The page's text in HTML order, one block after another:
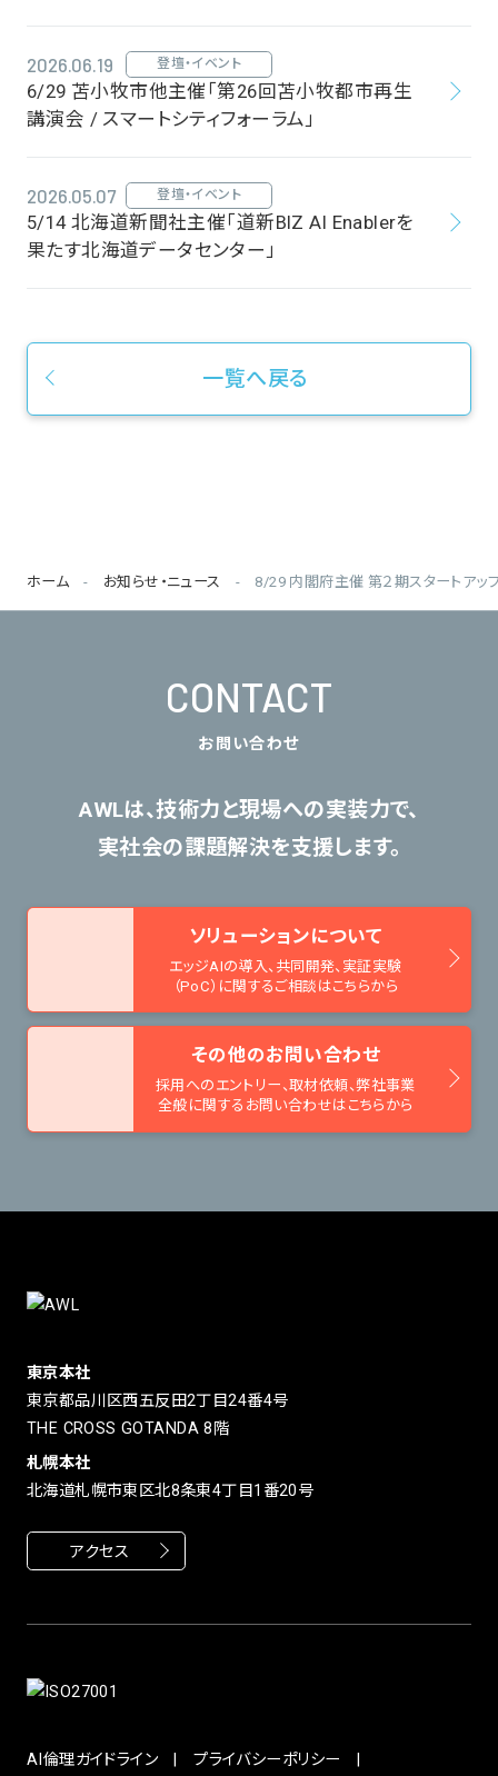
2026.06.19 登壇・イベント
6/29 苫小牧市他主催「第26回苫小牧都市再生
講演会 / スマートシティフォーラム」
2026.05.07 登壇・イベント
5/14 北海道新聞社主催「道新BIZ AI Enablerを
果たす北海道データセンター」
一覧へ戻る
ホーム お知らせ・ニュース 8/29 内閣府主催 第２期スタートアッ
CONTACT
お問い合わせ
AWLは、技術力と現場への実装力で、
実社会の課題解決を支援します。
ソリューションについて
エッジAIの導入、共同開発、 実証実験
（PoC）に関するご相談はこちらから
その他のお問い合わせ
採用へのエントリー、取材依頼、弊社事業
全般に関するお問い合わせはこちらから
東京本社
東京都品川区西五反田2丁目24番4号
THE CROSS GOTANDA 8階
札幌本社
北海道札幌市東区北8条東4丁目1番20号
アクセス
AI倫理ガイドライン プライバシーポリシー